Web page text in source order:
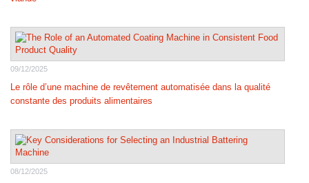
09/12/2025
Le rôle d’une machine de revêtement automatisée dans la qualité
constante des produits alimentaires
08/12/2025